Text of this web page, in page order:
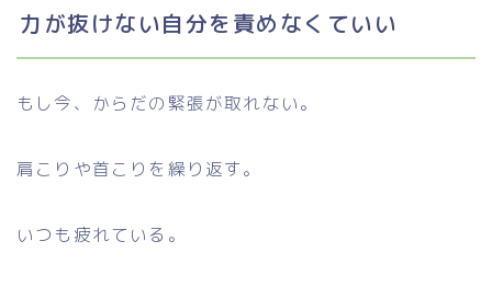
力が抜けない自分を責めなくていい
もし今、からだの緊張が取れない。
肩こりや首こりを繰り返す。
いつも疲れている。